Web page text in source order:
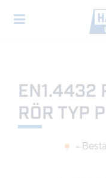
EN1.4432
RÖR TYP P
=